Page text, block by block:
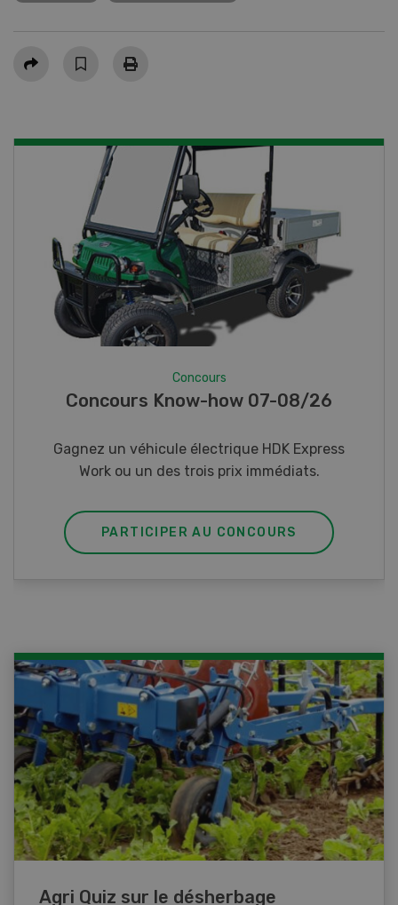
Partager
Photo mystère 07-08/26
Gagnez l’un des cinq couteaux de poche LANDI
PARTICIPER AU CONCOURS
Agri Quiz sur le désherbage